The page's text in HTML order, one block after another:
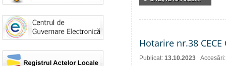
Hotarire nr.38
Publicat: 13.10.2023